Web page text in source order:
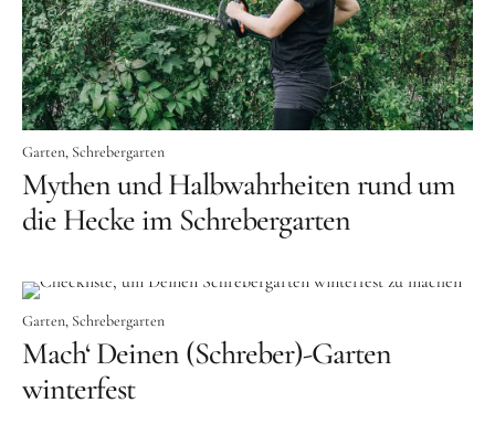
Garten Schrebergarten
Mythen und Halbwahrheiten rund um
die Hecke im Schrebergarten
Garten Schrebergarten
Mach‘ Deinen (Schreber)-Garten
winterfest